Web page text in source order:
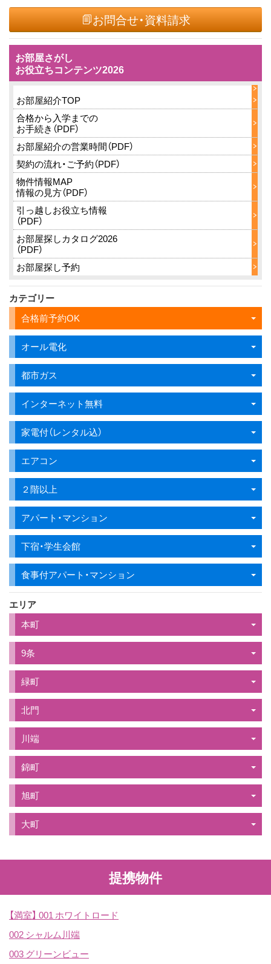
お問合せ・資料請求
お部屋さがし
お役立ちコンテンツ2026
お部屋紹介TOP
合格から入学までの
お手続き（PDF）
お部屋紹介の営業時間（PDF）
契約の流れ・ご予約（PDF）
物件情報MAP
情報の見方（PDF）
引っ越しお役立ち情報
（PDF）
お部屋探しカタログ2026
（PDF）
お部屋探し予約
カテゴリー
合格前予約OK
オール電化
都市ガス
インターネット無料
家電付（レンタル込）
エアコン
２階以上
アパート・マンション
下宿・学生会館
食事付アパート・マンション
エリア
本町
9条
緑町
北門
川端
錦町
旭町
大町
提携物件
【満室】 001 ホワイトロード
002 シャルム川端
003 グリーンビュー